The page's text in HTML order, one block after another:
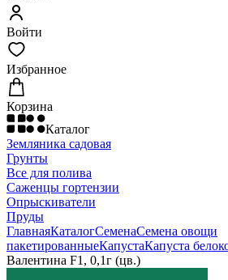
Войти
Избранное
Корзина
Каталог
Земляника садовая
Грунты
Все для полива
Саженцы гортензии
Опрыскиватели
Пруды
ГлавнаяКаталогСеменаСемена овощи
пакетированныеКапустаКапуста
Валентина F1, 0,1г (цв.)